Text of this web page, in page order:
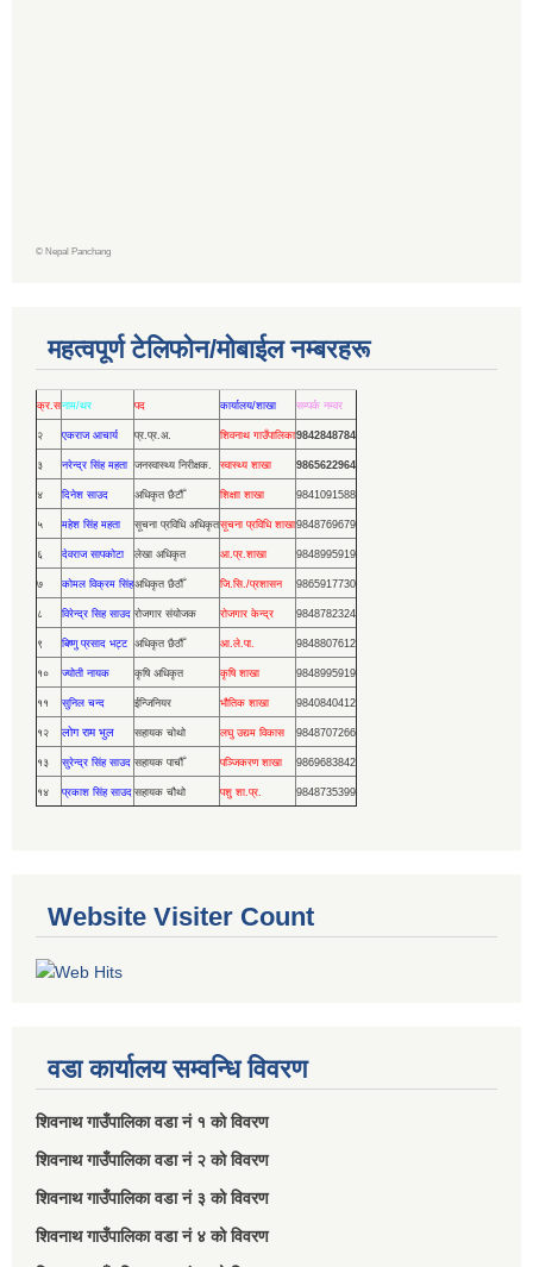
© Nepal Panchang
महत्वपूर्ण टेलिफोन/मोबाईल नम्बरहरू
क्र.सनाम/थर पद कार्यालय/शाखा सम्पर्क नम्वर
२ एकराज आचार्य प्र.प्र.अ. शिवनाथ गाउँपालिका9842848784
३ नरेन्द्र सिंह महता जनस्वास्थ्य निरीक्षक. स्वास्थ्य शाखा 9865622964
४ दिनेश साउद अधिकृत छैटौँ शिक्षाा शाखा 9841091588
५ महेश सिंह महता सूचना प्रविधि अधिकृतसूचना प्रविधि शाखा9848769679
६ देवराज सापकोटा लेखा अधिकृत आ.प्र.शाखा 9848995919
७ कोमल विक्रम सिंहअधिकृत छैठौँ जि.सि./प्रशासन 9865917730
८ विरेन्द्र सिह साउद रोजगार संयोजक रोजगार केन्द्र 9848782324
९ बिष्णु प्रसाद भट्ट अधिकृत छैठौँ आ.ले.पा. 9848807612
१० ज्योती नायक कृषि अधिकृत कृषि शाखा 9848995919
११ सुनिल चन्द ईन्जिनियर भौतिक शाखा 9840840412
१२ लोग राम भुल सहायक चोथो लघु उद्यम विकास 9848707266
१३ सुरेन्द्र सिंह साउद सहायक पाचौँ पञ्जिकरण शाखा 9869683842
१४ प्रकाश सिंह साउद सहायक चौथो पशु शा.प्र. 9848735399
Website Visiter Count
वडा कार्यालय सम्वन्धि विवरण
शिवनाथ गाउँपालिका वडा नं‌ १ को विवरण
शिवनाथ गाउँपालिका वडा नं‌ २ को विवरण
शिवनाथ गाउँपालिका वडा नं‌ ३ को विवरण
शिवनाथ गाउँपालिका वडा नं‌ ४ को विवरण